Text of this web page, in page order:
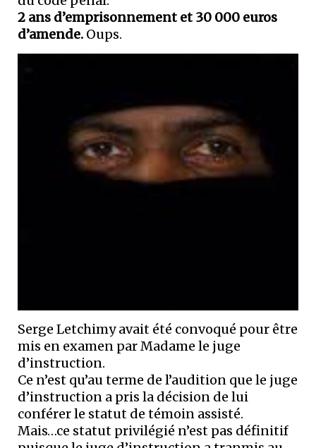
2 ans d’emprisonnement et 30 000 euros
d’amende. Oups.
Serge Letchimy avait été convoqué pour être
mis en examen par Madame le juge
d’instruction.
Ce n’est qu’au terme de l’audition que le juge
d’instruction a pris la décision de lui
conférer le statut de témoin assisté.
Mais…ce statut privilégié n’est pas définitif